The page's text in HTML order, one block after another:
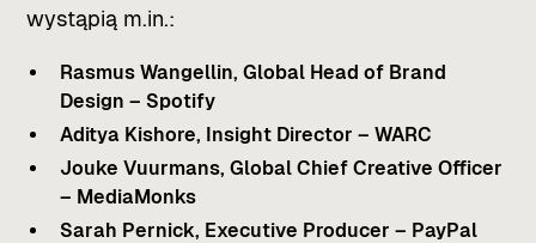
wystąpią m.in.:
Rasmus Wangellin, Global Head of Brand
Design – Spotify
Aditya Kishore, Insight Director – WARC
Jouke Vuurmans,Global Chief Creative Officer
– MediaMonks
Sarah Pernick, Executive Producer – PayPal